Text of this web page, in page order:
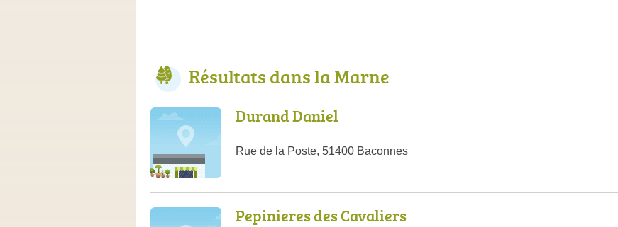
Résultats dans la Marne
Durand Daniel
Rue de la Poste, 51400 Baconnes
Pepinieres des Cavaliers